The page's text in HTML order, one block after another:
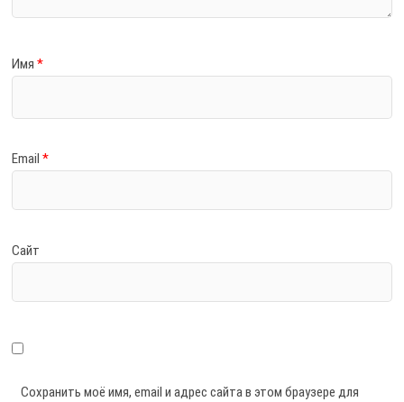
Имя*
Email*
Сайт
Сохранить моё имя, email и адрес сайта в этом браузере для